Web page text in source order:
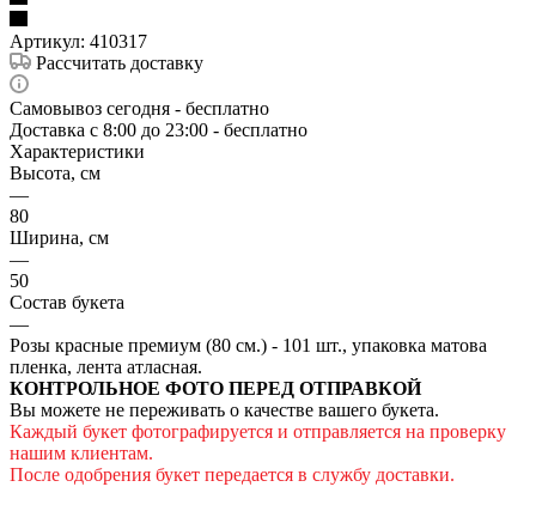
Артикул: 410317
Рассчитать доставку
Самовывоз сегодня - бесплатно
Доставка c 8:00 до 23:00 - бесплатно
Характеристики
Высота, см
—
80
Ширина, см
—
50
Состав букета
—
Розы красные премиум (80 см.) - 101 шт., упаковка матова
пленка, лента атласная.
КОНТРОЛЬНОЕ ФОТО ПЕРЕД ОТПРАВКОЙ
Вы можете не переживать о качестве вашего букета.
Каждый букет фотографируется и отправляется на проверку
нашим клиентам.
После одобрения букет передается в службу доставки.